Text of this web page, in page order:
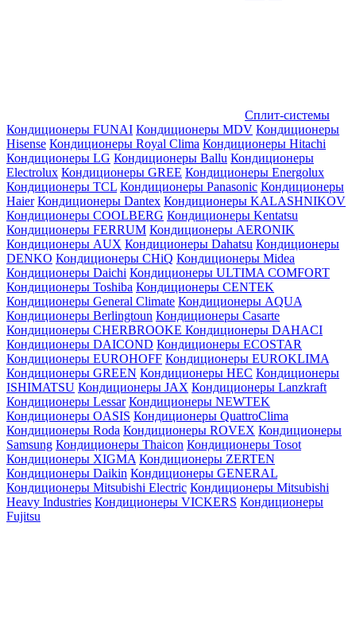
Сплит-системы
Кондиционеры FUNAI Кондиционеры MDV Кондиционеры
Hisense Кондиционеры Royal Clima Кондиционеры Hitachi
Кондиционеры LG Кондиционеры Ballu Кондиционеры
Electrolux Кондиционеры GREE Кондиционеры Energolux
Кондиционеры TCL Кондиционеры Panasonic Кондиционеры
Haier Кондиционеры Dantex Кондиционеры KALASHNIKOV
Кондиционеры СOOLBERG Кондиционеры Kentatsu
Кондиционеры FERRUM Кондиционеры AERONIK
Кондиционеры AUX Кондиционеры Dahatsu Кондиционеры
DENKO Кондиционеры CHiQ Кондиционеры Midea
Кондиционеры Daichi Кондиционеры ULTIMA COMFORT
Кондиционеры Toshiba Кондиционеры CENTEK
Кондиционеры General Climate Кондиционеры AQUA
Кондиционеры Berlingtoun Кондиционеры Casarte
Кондиционеры CHERBROOKE Кондиционеры DAHACI
Кондиционеры DAICOND Кондиционеры ECOSTAR
Кондиционеры EUROHOFF Кондиционеры EUROKLIMA
Кондиционеры GREEN Кондиционеры HEC Кондиционеры
ISHIMATSU Кондиционеры JAX Кондиционеры Lanzkraft
Кондиционеры Lessar Кондиционеры NEWTEK
Кондиционеры OASIS Кондиционеры QuattroClima
Кондиционеры Roda Кондиционеры ROVEX Кондиционеры
Samsung Кондиционеры Thaicon Кондиционеры Tosot
Кондиционеры XIGMA Кондиционеры ZERTEN
Кондиционеры Daikin Кондиционеры GENERAL
Кондиционеры Mitsubishi Electric Кондиционеры Mitsubishi
Heavy Industries Кондиционеры VICKERS Кондиционеры
Fujitsu